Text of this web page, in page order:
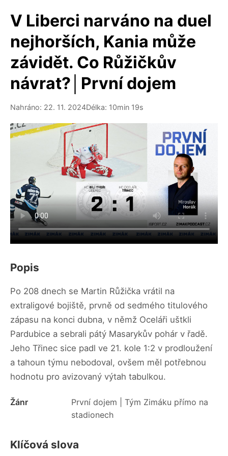
V Liberci narváno na duel
nejhorších, Kania může
závidět. Co Růžičkův
návrat?│První dojem
Nahráno: 22. 11. 2024Délka: 10min 19s
Popis
Po 208 dnech se Martin Růžička vrátil na
extraligové bojiště, prvně od sedmého titulového
zápasu na konci dubna, v němž Oceláři uštkli
Pardubice a sebrali pátý Masarykův pohár v řadě.
Jeho Třinec sice padl ve 21. kole 1:2 v prodloužení
a tahoun týmu nebodoval, ovšem měl potřebnou
hodnotu pro avizovaný výtah tabulkou.
Žánr
První dojem | Tým Zimáku přímo na
stadionech
Klíčová slova